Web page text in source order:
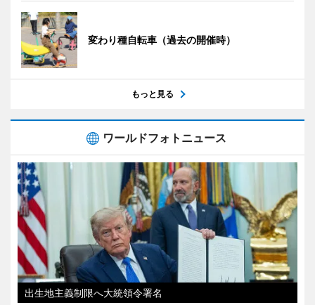
変わり種自転車（過去の開催時）
もっと見る
ワールドフォトニュース
出生地主義制限へ大統領令署名